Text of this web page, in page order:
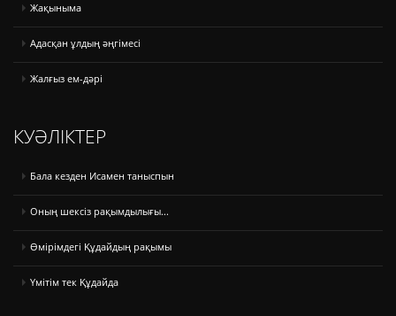
Жақыныма
Адасқан ұлдың әңгімесі
Жалғыз ем-дәрі
КУӘЛІКТЕР
Бала кезден Исамен таныспын
Оның шексіз рақымдылығы...
Өмірімдегі Құдайдың рақымы
Үмітім тек Құдайда